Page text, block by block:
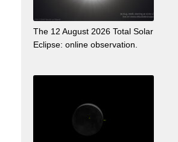
The 12 August 2026 Total Solar
Eclipse: online observation.